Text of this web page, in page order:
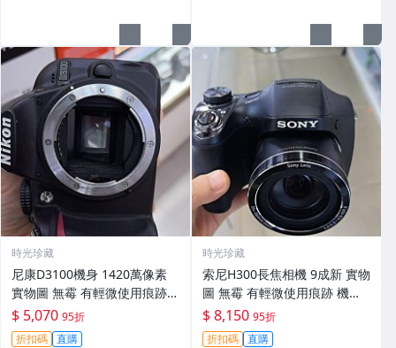
時光珍藏
尼康D3100機身 1420萬像素
實物圖 無霉 有輕微使用痕跡
機身原裝 無拆修無翻新 臨-34
3
$ 5,070 95折
折扣碼 直購
時光珍藏
索尼H300長焦相機 9成新 實物
圖 無霉 有輕微使用痕跡 機身
鏡頭原裝 無拆修無翻新-3430
$ 8,150 95折
折扣碼 直購